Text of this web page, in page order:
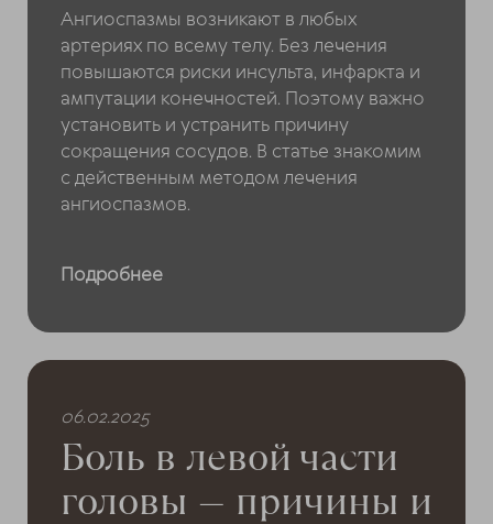
Ангиоспазмы возникают в любых
артериях по всему телу. Без лечения
повышаются риски инсульта, инфаркта и
ампутации конечностей. Поэтому важно
установить и устранить причину
сокращения сосудов. В статье знакомим
с действенным методом лечения
ангиоспазмов.
Подробнее
06.02.2025
Боль в левой части
головы — причины и